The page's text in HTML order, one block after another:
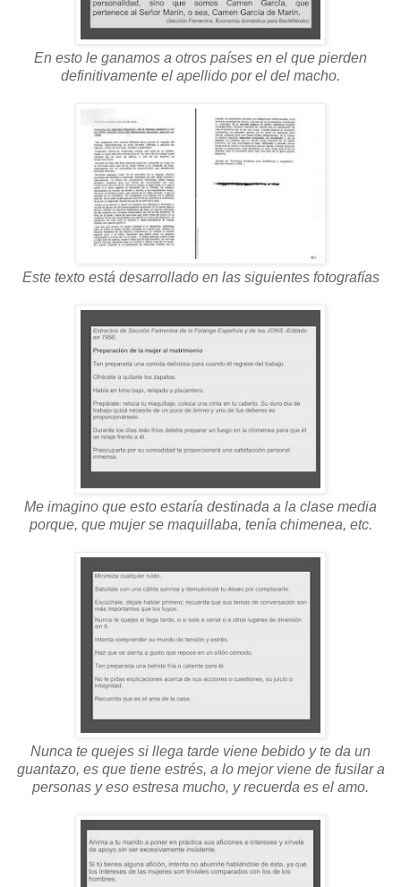
En esto le ganamos a otros países en el que pierden
definitivamente el apellido por el del macho.
Este texto está desarrollado en las siguientes fotografías
Me imagino que esto estaría destinada a la clase media
porque, que mujer se maquillaba, tenía chimenea, etc.
Nunca te quejes si llega tarde viene bebido y te da un
guantazo, es que tiene estrés, a lo mejor viene de fusilar a
personas y eso estresa mucho, y recuerda es el amo.